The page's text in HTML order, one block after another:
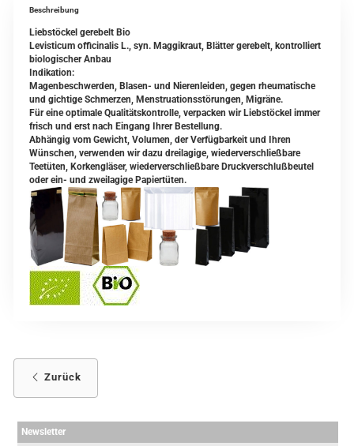
Beschreibung
Liebstöckel gerebelt Bio
Levisticum officinalis L., syn. Maggikraut, Blätter gerebelt, kontrolliert
biologischer Anbau
Indikation:
Magenbeschwerden, Blasen- und Nierenleiden, gegen rheumatische
und gichtige Schmerzen, Menstruationsstörungen, Migräne.
Für eine optimale Qualitätskontrolle, verpacken wir Liebstöckel immer
frisch und erst nach Eingang Ihrer Bestellung.
Abhängig vom Gewicht, Volumen, der Verfügbarkeit und Ihren
Wünschen, verwenden wir dazu dreilagige, wiederverschließbare
Teetüten, Korkengläser, wiederverschließbare Druckverschlußbeutel
oder ein- und zweilagige Papiertüten.
Zurück
Newsletter